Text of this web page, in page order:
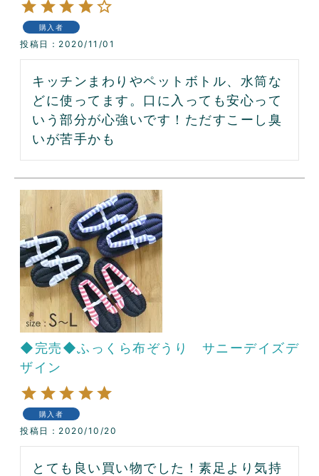
購入者
投稿日 2020/11/01
キッチンまわりやペットボトル、水筒な
どに使ってます。口に入っても安心って
いう部分が心強いです！ただすこーし臭
いが苦手かも
◆完売◆ふっくら布ぞうり サニーデイズデ
ザイン
購入者
投稿日 2020/10/20
とても良い買い物でした！素足より気持